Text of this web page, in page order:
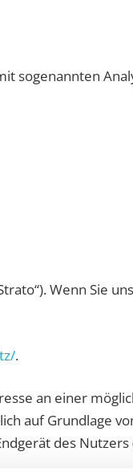
sogenannten
Wenn Sie
.
an einer
auf Grundlage
des